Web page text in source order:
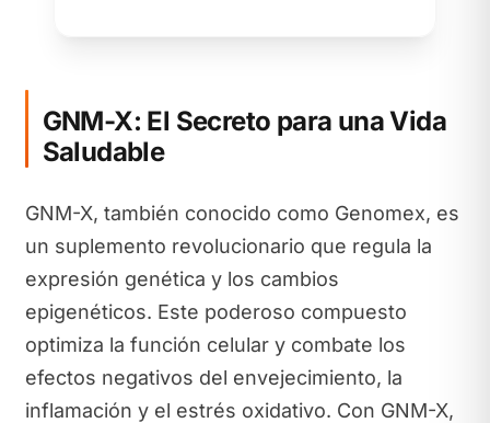
GNM-X: El Secreto para una Vida
Saludable
GNM-X, también conocido como Genomex, es
un suplemento revolucionario que regula la
expresión genética y los cambios
epigenéticos. Este poderoso compuesto
optimiza la función celular y combate los
efectos negativos del envejecimiento, la
inflamación y el estrés oxidativo. Con GNM-X,